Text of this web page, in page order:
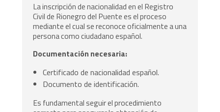
La inscripción de nacionalidad en el Registro
Civil de Rionegro del Puente es el proceso
mediante el cual se reconoce oficialmente a una
persona como ciudadano español.
Documentación necesaria:
Certificado de nacionalidad español.
Documento de identificación.
Es fundamental seguir el procedimiento